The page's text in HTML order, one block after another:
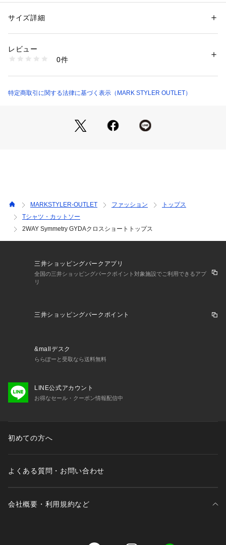
ゴムセッパで取り外し可能な2WAY仕様に仕上げた1着。
  ■スタイリング
取ることができます。
ぜひご登録ください◎
さい。
※ご利用の端末画面の設定により実際の商品と色味が異なる場
合がございます。
透け感：(オフホワイト)あり(その他カラー)一部あり
伸縮性：あり
生地の厚さ：普通
ポケット：なし
性別：レディース
素材：本体:綿98% ポリウレタン2% メッシュ:ポリエステル100%
商品番号：
072642707501 （ショップ）
サイズ詳細
レビュー
0件
特定商取引に関する法律に基づく表示（MARK STYLER OUTLET）
MARKSTYLER-OUTLET ファッション
トップス
Tシャツ・カットソー
2WAY Symmetry GYDAクロスショートトップス
三井ショッピングパークアプリ
全国の三井ショッピングパークポイント対象施設でご利用できるアプ
リ
三井ショッピングパークポイント
&mallデスク
ららぽーと受取なら送料無料
LINE公式アカウント
お得なセール・クーポン情報配信中
初めての方へ
よくある質問・お問い合わせ
会社概要・利用規約など